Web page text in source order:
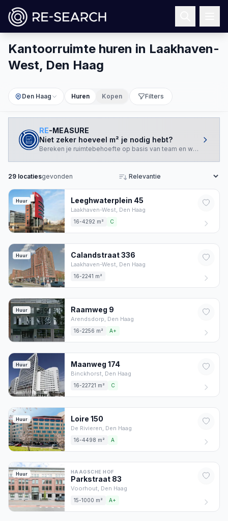
Kantoorruimte huren in Laakhaven-
West, Den Haag
Den Haag Huren Kopen Filters
RE-MEASURE
Niet zeker hoeveel m² je nodig hebt?
Bereken je ruimtebehoefte op basis van team en werkstijl.
29 locatiesgevonden Sorteren
Huur Leeghwaterplein 45
Laakhaven-West, Den Haag
16-4292 m² C
Huur Calandstraat336
Laakhaven-West, Den Haag
16-2241 m²
Huur Raamweg 9
Arendsdorp, Den Haag
16-2256 m² A+
Huur Maanweg 174
Binckhorst, Den Haag
16-22721 m² C
Huur Loire 150
De Rivieren, Den Haag
16-4498 m² A
Huur HAAGSCHE HOF
Parkstraat 83
Voorhout, Den Haag
15-1000 m² A+